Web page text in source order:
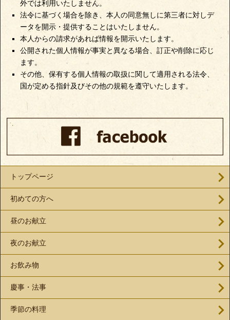
外では利用いたしません。
法令に基づく場合を除き、本人の同意無しに第三者に対しデ
ータを開示・提供することはいたしません。
本人からの請求があれば情報を開示いたします。
公開された個人情報が事実と異なる場合、訂正や削除に応じ
ます。
その他、保有する個人情報の取扱に関して適用される法令、
国が定める指針及びその他の規範を遵守いたします。
トップページ
初めての方へ
昼のお献立
夜のお献立
お飲み物
慶事・法事
季節の料理